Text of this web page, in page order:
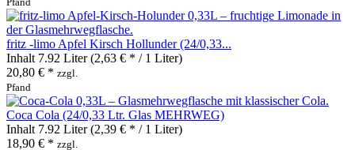
fritz -limo Apfel Kirsch Hollunder (24/0,33...
Inhalt 7.92 Liter(2,63 € * / 1 Liter)
20,80 € * zzgl.
Pfand
Coca Cola (24/0,33 Ltr. Glas MEHRWEG)
Inhalt 7.92 Liter(2,39 € * / 1 Liter)
18,90 € * zzgl.